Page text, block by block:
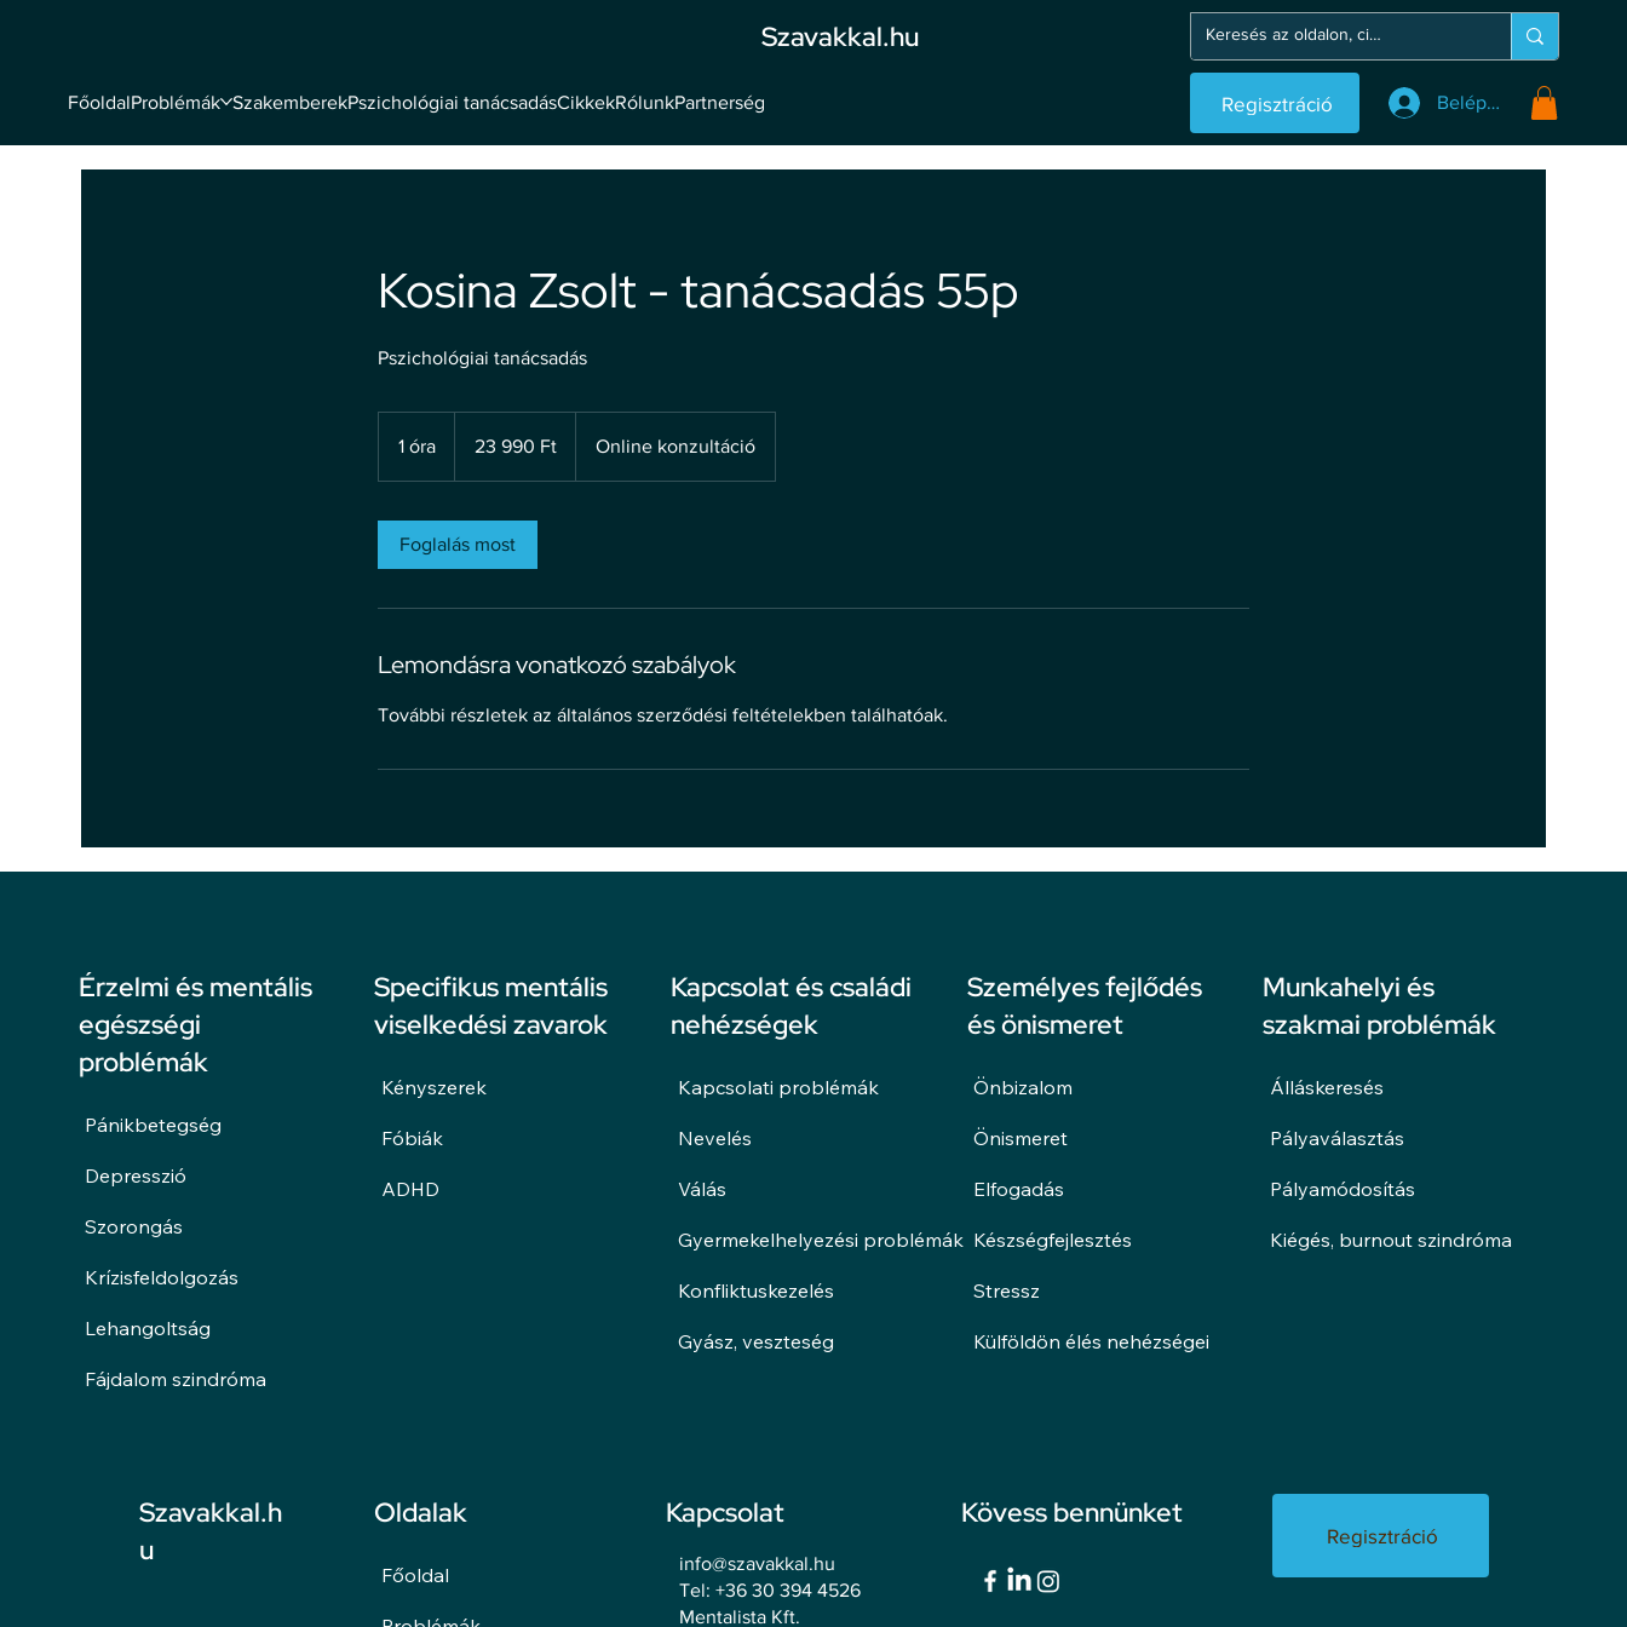
Szavakkal.hu
Regisztráció Belépés
FőoldalProblémák SzakemberekPszichológiai tanácsadásCikkekRólunkPartnerség
Kosina Zsolt - tanácsadás 55p
Pszichológiai tanácsadás
1 óra
forint23 990 Ft Online konzultáció
Foglalás most
Lemondásra vonatkozó szabályok
További részletek az általános szerződési feltételekben találhatóak.
Szavakkal.h
u
Oldalak
Főoldal
Kapcsolat
info@szavakkal.hu
Tel: +36 30 394 4526
Mentalista Kft.
Kövess bennünket
Regisztráció
Érzelmi és mentális
egészségi
problémák
Pánikbetegség
Depresszió
Szorongás
Krízisfeldolgozás
Lehangoltság
Fájdalom szindróma
Specifikus mentális
viselkedési zavarok
Kényszerek
Fóbiák
ADHD
Kapcsolat és családi
nehézségek
Kapcsolati problémák
Nevelés
Válás
Gyermekelhelyezési problémák
Konfliktuskezelés
Gyász, veszteség
Személyes fejlődés
és önismeret
Önbizalom
Önismeret
Elfogadás
Készségfejlesztés
Stressz
Külföldön élés nehézségei
Munkahelyi és
szakmai problémák
Álláskeresés
Pályaválasztás
Pályamódosítás
Kiégés, burnout szindróma